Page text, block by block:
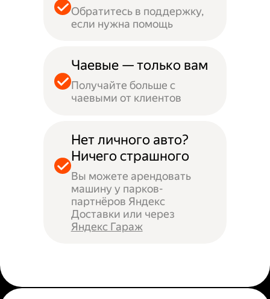
Обратитесь в поддержку,
если нужна помощь
Чаевые — только вам
Получайте больше с
чаевыми от клиентов
Нет личного авто?
Ничего страшного
Вы можете арендовать
машину у парков-
партнёров Яндекс
Доставки или через
Яндекс Гараж